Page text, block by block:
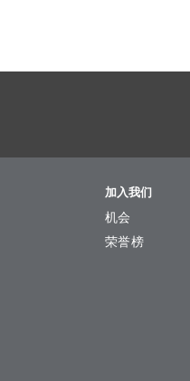
加入我们
机会
荣誉榜